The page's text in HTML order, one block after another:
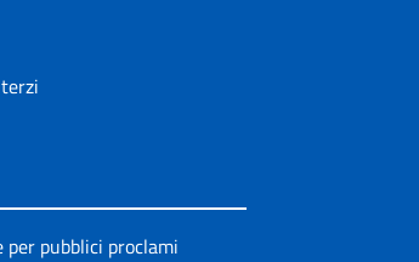
pubblici proclami